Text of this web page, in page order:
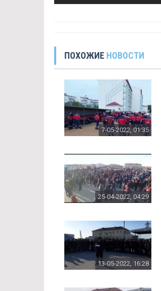
ПОХОЖИЕ НОВОСТИ
7-05-2022, 01:35
25-04-2022, 04:29
13-05-2022, 16:28